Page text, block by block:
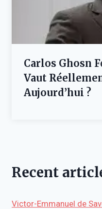
Carlos Ghosn
Vaut
Aujourd’hui ?
Recent
Victor-Emmanuel de